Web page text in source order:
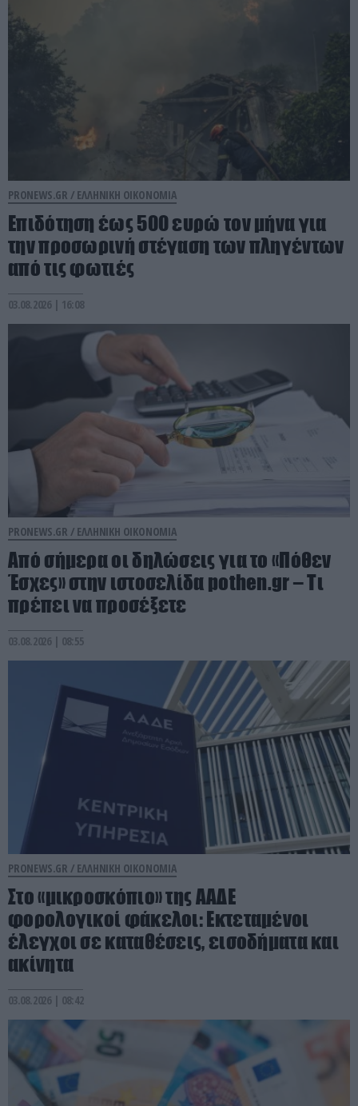
PRONEWS.GR / ΕΛΛΗΝΙΚΗ ΟΙΚΟΝΟΜΙΑ
Επιδότηση έως 500 ευρώ τον μήνα για
την προσωρινή στέγαση των πληγέντων
από τις φωτιές
03.08.2026 | 16:08
PRONEWS.GR / ΕΛΛΗΝΙΚΗ ΟΙΚΟΝΟΜΙΑ
Aπό σήμερα οι δηλώσεις για το «Πόθεν
Έσχες» στην ιστοσελίδα pothen.gr – Τι
πρέπει να προσέξετε
03.08.2026 | 08:55
PRONEWS.GR / ΕΛΛΗΝΙΚΗ ΟΙΚΟΝΟΜΙΑ
Στο «μικροσκόπιο» της ΑΑΔΕ
φορολογικοί φάκελοι: Εκτεταμένοι
έλεγχοι σε καταθέσεις, εισοδήματα και
ακίνητα
03.08.2026 | 08:42